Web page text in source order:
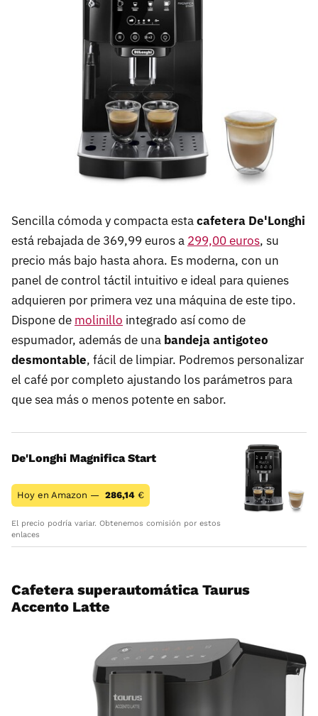
Sencilla cómoda y compacta estacafetera De'Longhi
está rebajada de 369,99 euros a 299,00 euros, su
precio más bajo hasta ahora. Es moderna, con un
panel de control táctil intuitivo e ideal para quienes
adquieren por primera vez una máquina de este tipo.
Dispone de molinillo integrado así como de
espumador, además de una bandeja antigoteo
desmontable, fácil de limpiar. Podremos personalizar
el café por completo ajustando los parámetros para
que sea más o menos potente en sabor.
De'Longhi Magnifica Start
Hoy en Amazon — 286,14 €
El precio podría variar. Obtenemos comisión por estos
enlaces
Cafetera superautomática Taurus
Accento Latte